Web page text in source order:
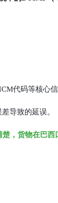
代码等核心信
导致的延误。
，货物在巴西